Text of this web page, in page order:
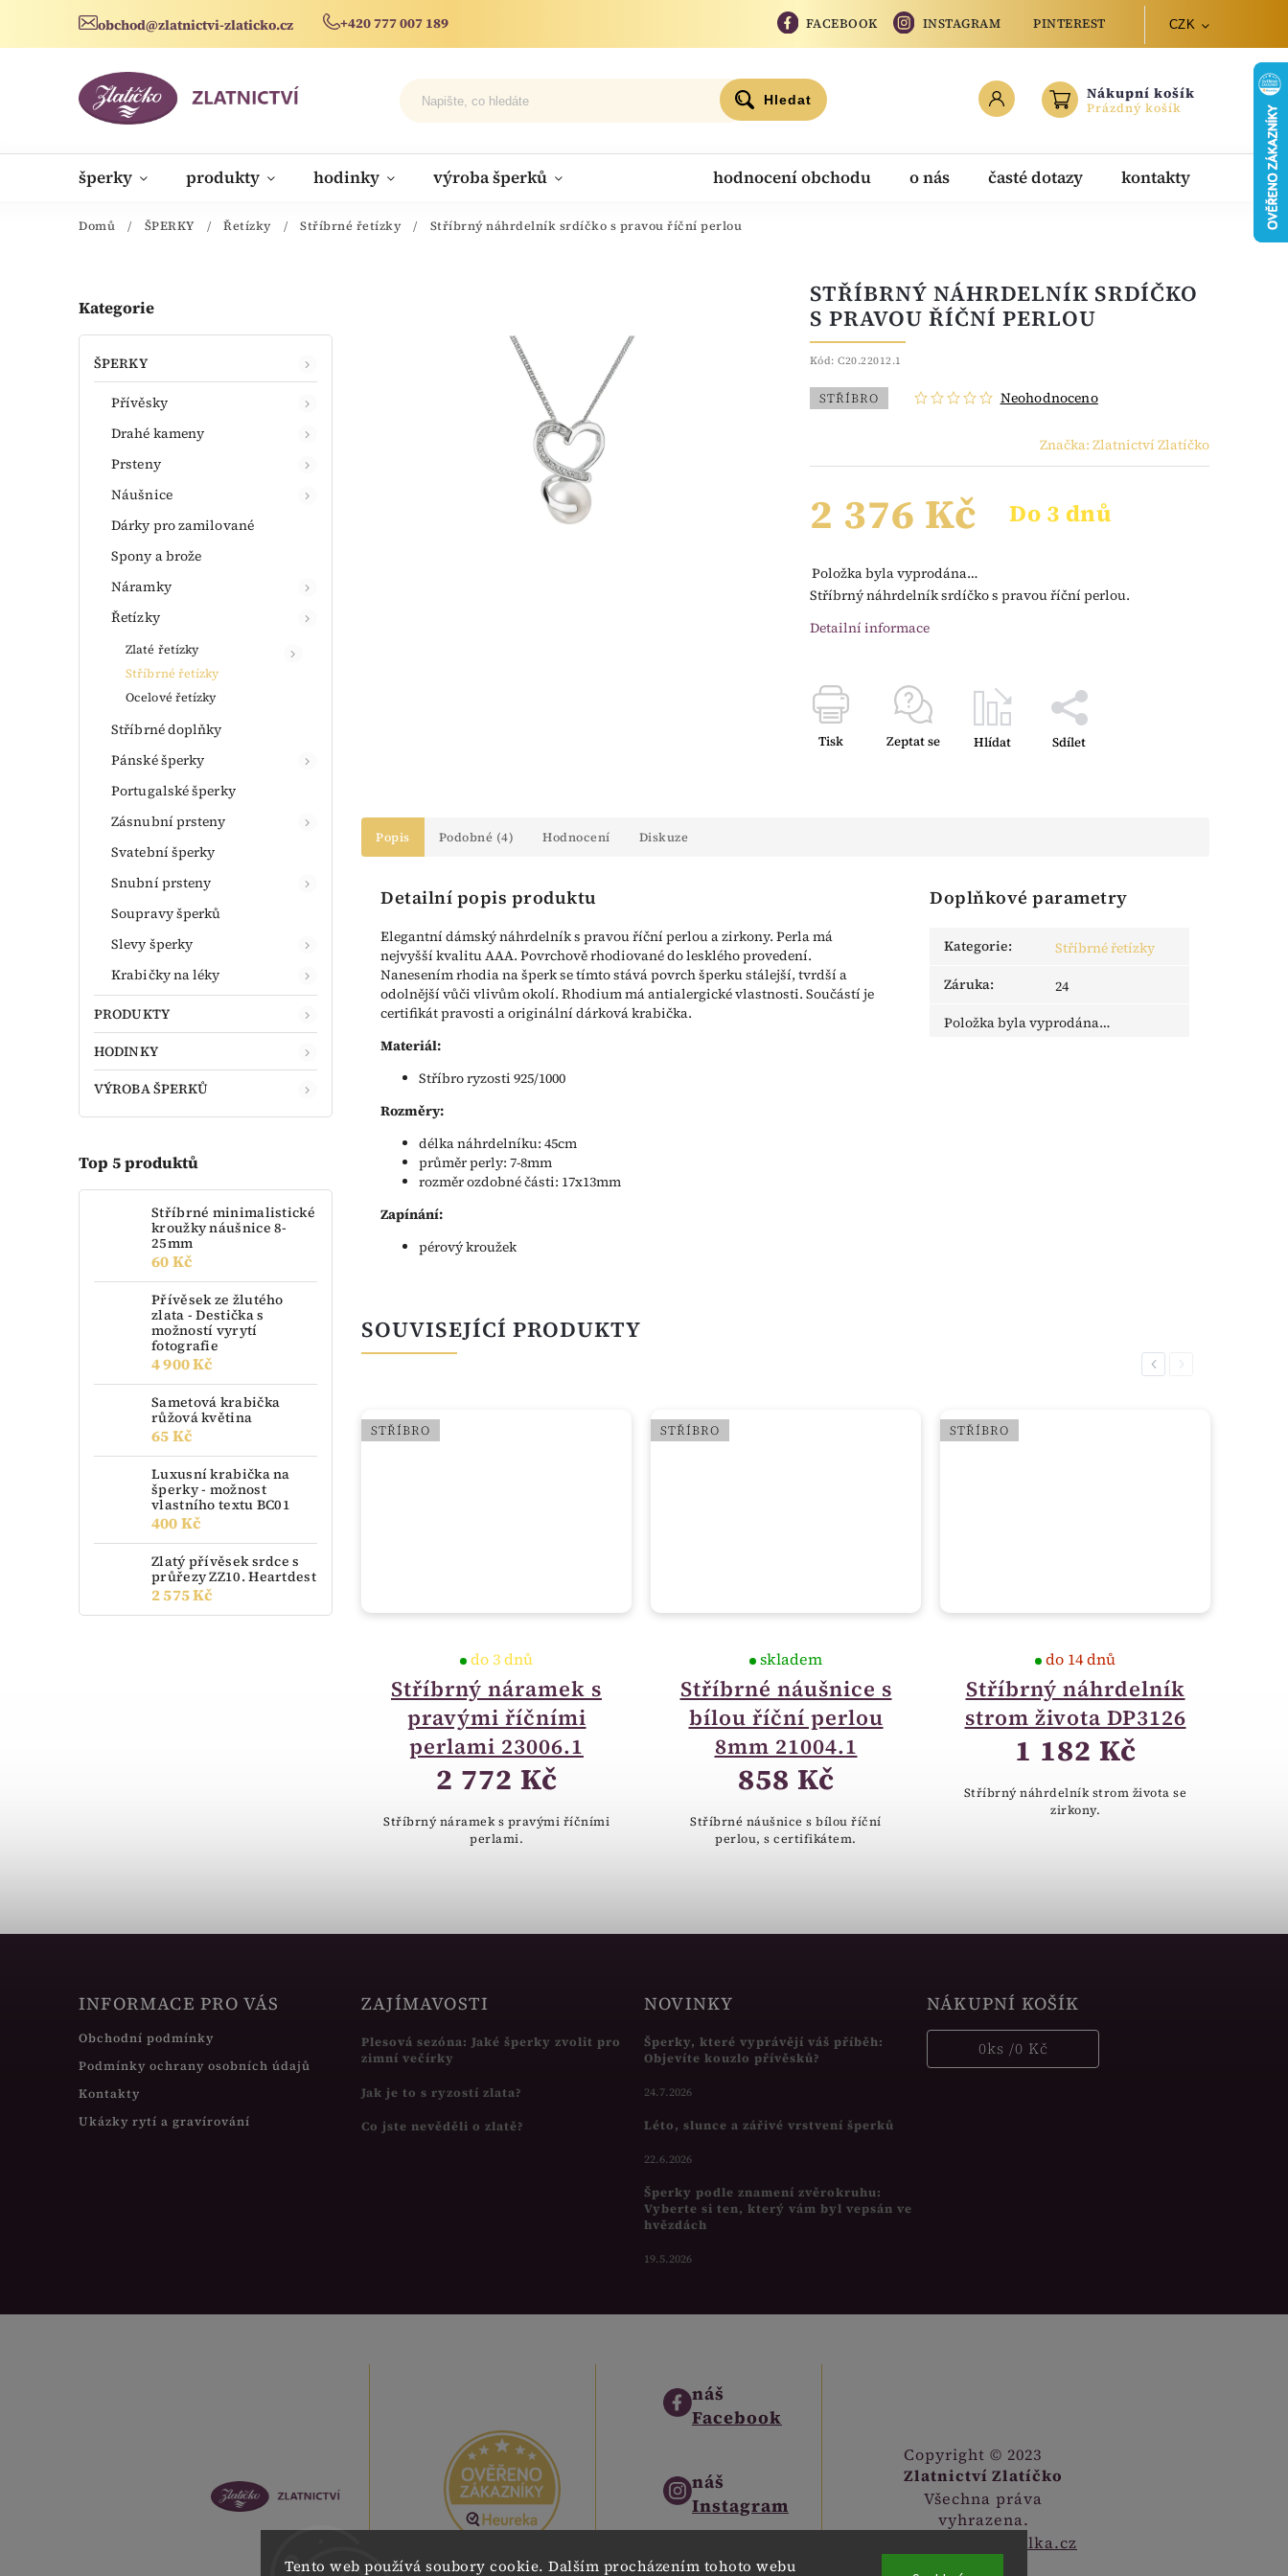
Tento web používá soubory cookie. Dalším procházením tohoto webu
obchod@zlatnictvi-zlaticko.cz +420 777 007 189 FACEBOOK INSTAGRAM PINTEREST CZK
Hledat Nákupní košík
Prázdný košík
šperky produkty hodinky výroba šperků hodnocení obchodu o nás časté dotazy kontakty
novinky
Domů / ŠPERKY / Řetízky / Stříbrné řetízky / Stříbrný náhrdelník srdíčko s pravou říční perlou
Kategorie
ŠPERKY
Přívěsky
Drahé kameny
Prsteny
Náušnice
Dárky pro zamilované
Spony a brože
Náramky
Řetízky
Zlaté řetízky
Stříbrné řetízky
Ocelové řetízky
Stříbrné doplňky
Pánské šperky
Portugalské šperky
Zásnubní prsteny
Svatební šperky
Snubní prsteny
Soupravy šperků
Slevy šperky
Krabičky na léky
PRODUKTY
HODINKY
VÝROBA ŠPERKŮ
Top 5 produktů
Stříbrné minimalistické
kroužky náušnice 8-
25mm
60 Kč
Přívěsek ze žlutého
zlata - Destička s
možností vyrytí
fotografie
4 900 Kč
Sametová krabička
růžová květina
65 Kč
Luxusní krabička na
šperky - možnost
vlastního textu BC01
400 Kč
Zlatý přívěsek srdce s
průřezy ZZ10. Heartdest
2 575 Kč
STŘÍBRNÝ NÁHRDELNÍK SRDÍČKO
S PRAVOU ŘÍČNÍ PERLOU
Kód: C20.22012.1
STŘÍBRO Neohodnoceno
Značka: Zlatnictví Zlatíčko
2 376 Kč Do 3 dnů
Položka byla vyprodána…
Stříbrný náhrdelník srdíčko s pravou říční perlou.
Detailní informace
Tisk Zeptat se Hlídat Sdílet
Popis Podobné (4) Hodnocení Diskuze
Detailní popis produktu
Elegantní dámský náhrdelník s pravou říční perlou a zirkony. Perla má
nejvyšší kvalitu AAA. Povrchově rhodiované do lesklého provedení.
Nanesením rhodia na šperk se tímto stává povrch šperku stálejší, tvrdší a
odolnější vůči vlivům okolí. Rhodium má antialergické vlastnosti. Součástí je
certifikát pravosti a originální dárková krabička.
Materiál:
Stříbro ryzosti 925/1000
Rozměry:
délka náhrdelníku: 45cm
průměr perly: 7-8mm
rozměr ozdobné části: 17x13mm
Zapínání:
pérový kroužek
Doplňkové parametry
Kategorie:
Stříbrné řetízky
Záruka:
24
Položka byla vyprodána…
SOUVISEJÍCÍ PRODUKTY
Previous
STŘÍBRO
Stříbrný náramek s
pravými říčními
perlami 23006.1
do 3 dnů
2 772 Kč
Stříbrný náramek s pravými říčními
perlami.
STŘÍBRO
Stříbrné náušnice s
bílou říční perlou
8mm 21004.1
skladem
858 Kč
Stříbrné náušnice s bílou říční
perlou, s certifikátem.
STŘÍBRO
Stříbrný náhrdelník
strom života DP3126
do 14 dnů
1 182 Kč
Stříbrný náhrdelník strom života se
zirkony.
Next
INFORMACE PRO VÁS
Obchodní podmínky
Podmínky ochrany osobních údajů
Kontakty
Ukázky rytí a gravírování
ZAJÍMAVOSTI
Plesová sezóna: Jaké šperky zvolit pro
zimní večírky
Jak je to s ryzostí zlata?
Co jste nevěděli o zlatě?
NOVINKY
Šperky, které vyprávějí váš příběh:
Objevíte kouzlo přívěsků?
24.7.2026
Léto, slunce a zářivé vrstvení šperků
22.6.2026
Šperky podle znamení zvěrokruhu:
Vyberte si ten, který vám byl vepsán ve
hvězdách
19.5.2026
NÁKUPNÍ KOŠÍK
0ks /0 Kč
náš
Facebook
náš
Instagram
náš
Copyright © 2023
Zlatnictví Zlatíčko
Všechna práva
vyhrazena.
Digitalka.cz